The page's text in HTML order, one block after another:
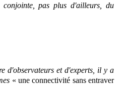
pas plus d'ailleurs, du
d'observateurs et d'experts, il y a
« une connectivité sans entraver